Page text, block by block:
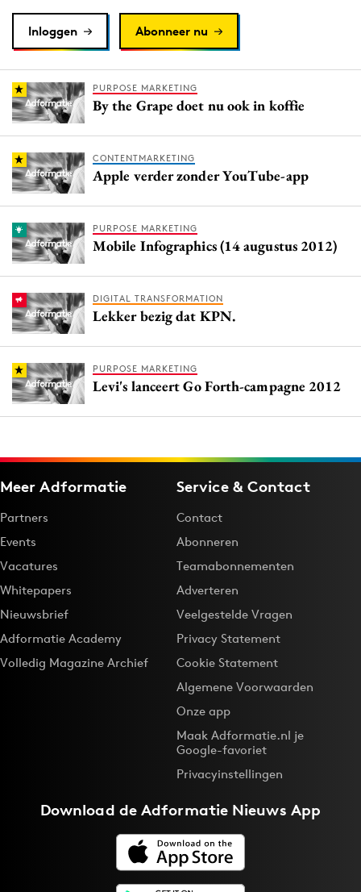
Inloggen Abonneer nu
PURPOSE MARKETING
By the Grape doet nu ook in koffie
CONTENTMARKETING
Apple verder zonder YouTube-app
PURPOSE MARKETING
Mobile Infographics (14 augustus 2012)
DIGITAL TRANSFORMATION
Lekker bezig dat KPN.
PURPOSE MARKETING
Levi's lanceert Go Forth-campagne 2012
Meer Adformatie
Partners
Events
Vacatures
Whitepapers
Nieuwsbrief
Adformatie Academy
Volledig Magazine Archief
Service & Contact
Contact
Abonneren
Teamabonnementen
Adverteren
Veelgestelde Vragen
Privacy Statement
Cookie Statement
Algemene Voorwaarden
Onze app
Maak Adformatie.nl je
Google-favoriet
Privacyinstellingen
Download deAdformatie Nieuws App